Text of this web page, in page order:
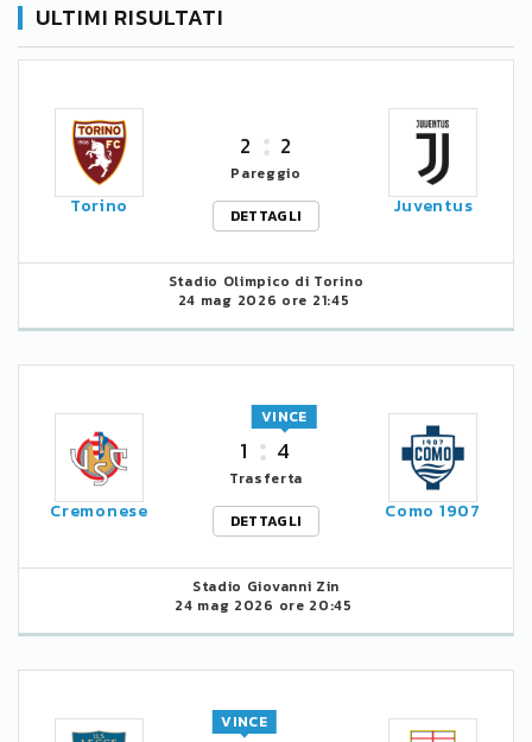
ULTIMI RISULTATI
Torino
2 2
Pareggio
DETTAGLI
Juventus
Stadio Olimpico di Torino
24 mag 2026 ore 21:45
Cremonese
1 4
VINCE
Trasferta
DETTAGLI
Como 1907
Stadio Giovanni Zin
24 mag 2026 ore 20:45
VINCE